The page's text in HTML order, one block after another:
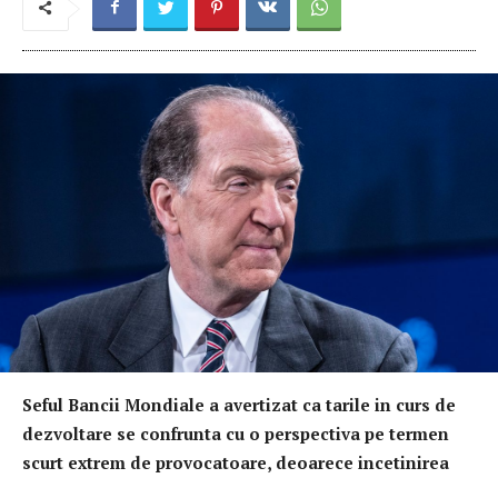
Seful Bancii Mondiale a avertizat ca tarile in curs de
dezvoltare se confrunta cu o perspectiva pe termen
scurt extrem de provocatoare, deoarece incetinirea